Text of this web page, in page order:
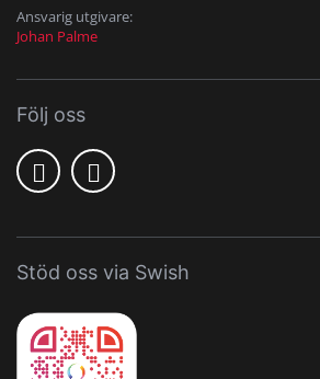
Ansvarig utgivare:
Johan Palme
Följ oss
Stöd oss via Swish